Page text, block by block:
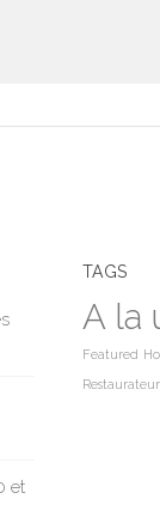
et
TAGS
A la
Featured